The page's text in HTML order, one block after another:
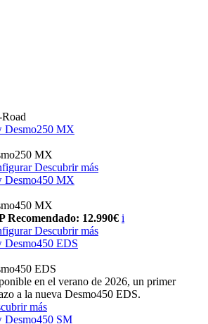
Desmo250 MX
MX
Descubrir más
Desmo450 MX
MX
Recomendado: 12.990€ i
Descubrir más
Desmo450 EDS
EDS
en el verano de 2026, un primer
a la nueva Desmo450 EDS.
más
Desmo450 SM